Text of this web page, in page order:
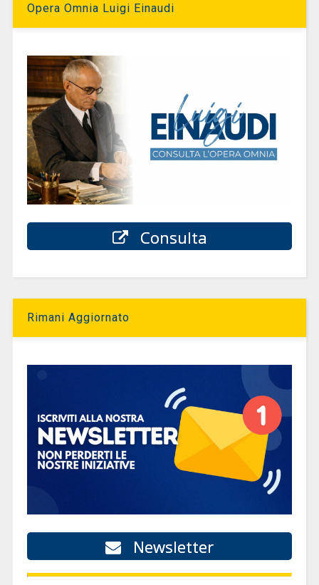
Opera Omnia Luigi Einaudi
Consulta
Rimani Aggiornato
Newsletter